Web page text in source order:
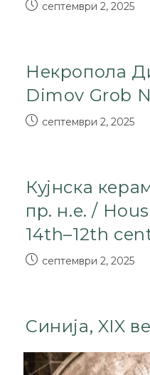
септември 2, 2025
Некропола
Dimov Grob
септември 2, 2025
Кујнска
пр. н.е. /
14th–12th
септември 2, 2025
Синија, XIX